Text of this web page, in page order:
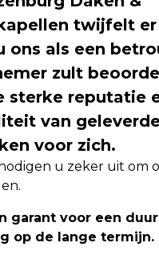
twijfelt er
ons als een
zult
sterke reputatie
van
voor zich.
u zeker uit om
garant voor een
op de lange termijn.